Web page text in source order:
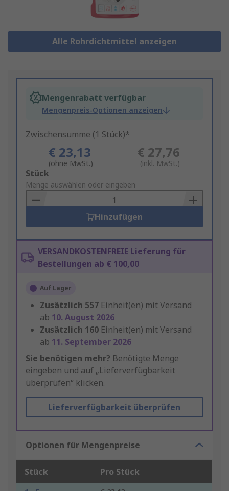
Alle Rohrdichtmittel anzeigen
Mengenrabatt verfügbar
Mengenpreis-Optionen anzeigen
Zwischensumme (1 Stück)*
€ 23,13
(ohne MwSt.)
€ 27,76
(inkl. MwSt.)
Add
to
Basket
Stück
Menge auswählen oder eingeben
Hinzufügen
VERSANDKOSTENFREIE Lieferung für
Bestellungen ab € 100,00
Auf Lager
Zusätzlich 557 Einheit(en) mit Versand
ab 10. August 2026
Zusätzlich 160 Einheit(en) mit Versand
ab 11. September 2026
Sie benötigen mehr? Benötigte Menge
eingeben und auf „Lieferverfügbarkeit
überprüfen“ klicken.
Lieferverfügbarkeit überprüfen
Optionen für Mengenpreise
Stück Pro Stück